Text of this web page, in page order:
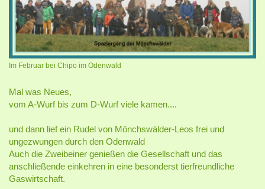
Im Februar bei Chipo im Odenwald
Mal was Neues,
vom A-Wurf bis zum D-Wurf viele kamen....
und dann lief ein Rudel von Mönchswälder-Leos frei und
ungezwungen durch den Odenwald
Auch die Zweibeiner genießen die Gesellschaft und das
anschließende einkehren in eine besonderst tierfreundliche
Gaswirtschaft.